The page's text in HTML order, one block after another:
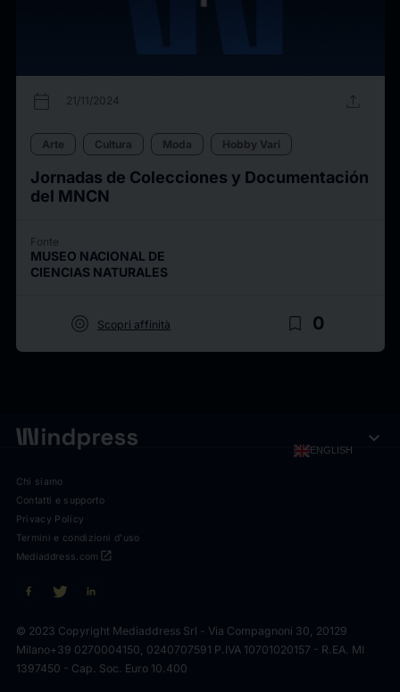
calendar_today 21/11/2024 upload
Arte Cultura Moda Hobby Vari
Jornadas de Colecciones y Documentación
del MNCN
Fonte
MUSEO NACIONAL DE
CIENCIAS NATURALES
target Scopri affinità bookmark_border 0
ENGLISH expand_more
Chi siamo
Contatti e supporto
Privacy Policy
Termini e condizioni d'uso
open_in_new
Mediaddress.com
© 2023 Copyright Mediaddress Srl - Via Compagnoni 30, 20129
Milano+39 0270004150, 0240707591 P.IVA 10701020157 - R.EA. MI
1397450 - Cap. Soc. Euro 10.400